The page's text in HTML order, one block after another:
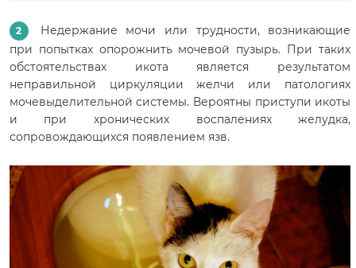
Недержание мочи или трудности, возникающие
при попытках опорожнить мочевой пузырь. При таких
обстоятельствах икота является результатом
неправильной циркуляции желчи или патологиях
мочевыделительной системы. Вероятны приступи икоты
и при хронических воспалениях желудка,
сопровождающихся появлением язв.